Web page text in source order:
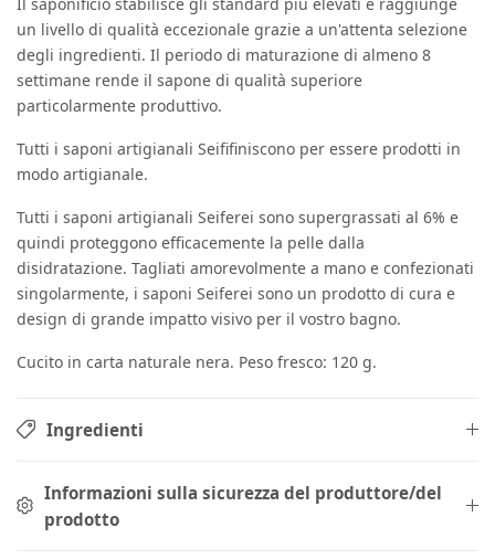
un livello di qualità eccezionale grazie a un'attenta selezione
degli ingredienti. Il periodo di maturazione di almeno 8
settimane rende il sapone di qualità superiore
particolarmente produttivo.
Tutti i saponi artigianali Seififiniscono per essere prodotti in
modo artigianale.
Tutti i saponi artigianali Seiferei sono supergrassati al 6% e
quindi proteggono efficacemente la pelle dalla
disidratazione. Tagliati amorevolmente a mano e confezionati
singolarmente, i saponi Seiferei sono un prodotto di cura e
design di grande impatto visivo per il vostro bagno.
Cucito in carta naturale nera. Peso fresco: 120 g.
Ingredienti
Informazioni sulla sicurezza del produttore/del
prodotto